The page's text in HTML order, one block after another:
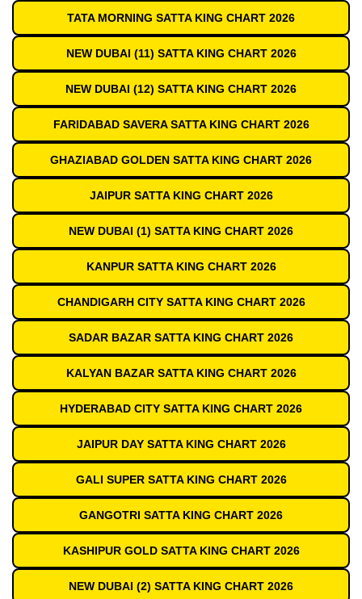
TATA MORNING SATTA KING CHART 2026
NEW DUBAI (11) SATTA KING CHART 2026
NEW DUBAI (12) SATTA KING CHART 2026
FARIDABAD SAVERA SATTA KING CHART 2026
GHAZIABAD GOLDEN SATTA KING CHART 2026
JAIPUR SATTA KING CHART 2026
NEW DUBAI (1) SATTA KING CHART 2026
KANPUR SATTA KING CHART 2026
CHANDIGARH CITY SATTA KING CHART 2026
SADAR BAZAR SATTA KING CHART 2026
KALYAN BAZAR SATTA KING CHART 2026
HYDERABAD CITY SATTA KING CHART 2026
JAIPUR DAY SATTA KING CHART 2026
GALI SUPER SATTA KING CHART 2026
GANGOTRI SATTA KING CHART 2026
KASHIPUR GOLD SATTA KING CHART 2026
NEW DUBAI (2) SATTA KING CHART 2026